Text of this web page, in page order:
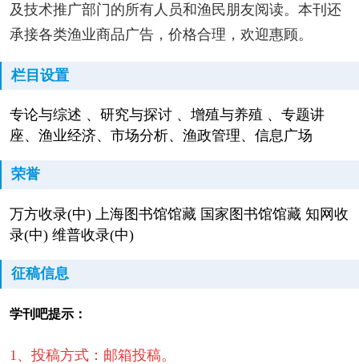
及技术推广部门的所有人员和渔民朋友阅读。本刊还
承接各类渔业商品广告，价格合理，欢迎惠顾。
栏目设置
专论与综述 、研究与探讨 、增殖与养殖 、专题讲
座、渔业经济、市场分析、渔政管理、信息广场
荣誉
万方收录(中) 上海图书馆馆藏 国家图书馆馆藏 知网收
录(中) 维普收录(中)
征稿信息
学刊吧提示：
1、投稿方式：邮箱投稿。